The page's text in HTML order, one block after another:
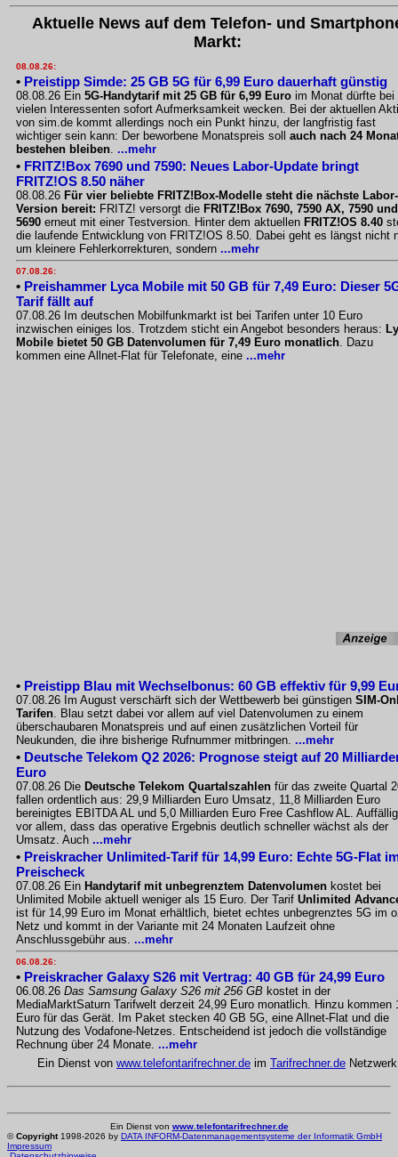
Aktuelle News auf dem Telefon- und
Markt:
08.08.26:
• Preistipp Simde: 25 GB 5G für 6,99 Euro dauerhaft günstig
08.08.26 Ein 5G-Handytarif mit 25 GB für 6,99 Euro im Monat dürfte bei
vielen Interessenten sofort Aufmerksamkeit wecken. Bei der aktuellen
von sim.de kommt allerdings noch ein Punkt hinzu, der langfristig fast
wichtiger sein kann: Der beworbene Monatspreis soll auch nach 24
bestehen bleiben. ...mehr
• FRITZ!Box 7690 und 7590: Neues Labor-Update bringt
FRITZ!OS 8.50 näher
08.08.26 Für vier beliebte FRITZ!Box-Modelle steht die nächste Labor-
Version bereit: FRITZ! versorgt die FRITZ!Box 7690, 7590 AX, 7590 und
5690 erneut mit einer Testversion. Hinter dem aktuellen FRITZ!OS 8.40
die laufende Entwicklung von FRITZ!OS 8.50. Dabei geht es längst nicht
um kleinere Fehlerkorrekturen, sondern ...mehr
07.08.26:
• Preishammer Lyca Mobile mit 50 GB für 7,49 Euro: Dieser
Tarif fällt auf
07.08.26 Im deutschen Mobilfunkmarkt ist bei Tarifen unter 10 Euro
inzwischen einiges los. Trotzdem sticht ein Angebot besonders heraus:
Mobile bietet 50 GB Datenvolumen für 7,49 Euro monatlich. Dazu
kommen eine Allnet-Flat für Telefonate, eine ...mehr
• Preistipp Blau mit Wechselbonus: 60 GB effektiv für 9,99
07.08.26 Im August verschärft sich der Wettbewerb bei günstigen SIM-
Tarifen. Blau setzt dabei vor allem auf viel Datenvolumen zu einem
überschaubaren Monatspreis und auf einen zusätzlichen Vorteil für
Neukunden, die ihre bisherige Rufnummer mitbringen. ...mehr
• Deutsche Telekom Q2 2026: Prognose steigt auf 20
Euro
07.08.26 Die Deutsche Telekom Quartalszahlen für das zweite Quartal
fallen ordentlich aus: 29,9 Milliarden Euro Umsatz, 11,8 Milliarden Euro
bereinigtes EBITDA AL und 5,0 Milliarden Euro Free Cashflow AL.
vor allem, dass das operative Ergebnis deutlich schneller wächst als der
Umsatz. Auch ...mehr
• Preiskracher Unlimited-Tarif für 14,99 Euro: Echte 5G-Flat
Preischeck
07.08.26 Ein Handytarif mit unbegrenztem Datenvolumen kostet bei
Unlimited Mobile aktuell weniger als 15 Euro. Der Tarif Unlimited
ist für 14,99 Euro im Monat erhältlich, bietet echtes unbegrenztes 5G im
Netz und kommt in der Variante mit 24 Monaten Laufzeit ohne
Anschlussgebühr aus. ...mehr
06.08.26:
• Preiskracher Galaxy S26 mit Vertrag: 40 GB für 24,99 Euro
06.08.26 Das Samsung Galaxy S26 mit 256 GB kostet in der
MediaMarktSaturn Tarifwelt derzeit 24,99 Euro monatlich. Hinzu kommen
Euro für das Gerät. Im Paket stecken 40 GB 5G, eine Allnet-Flat und die
Nutzung des Vodafone-Netzes. Entscheidend ist jedoch die vollständige
Rechnung über 24 Monate. ...mehr
Ein Dienst von www.telefontarifrechner.de im Tarifrechner.de Netzwerk
Ein Dienst von www.telefontarifrechner.de
©Copyright1998-2026 by DATA INFORM-Datenmanagementsysteme der Informatik GmbH
Impressum